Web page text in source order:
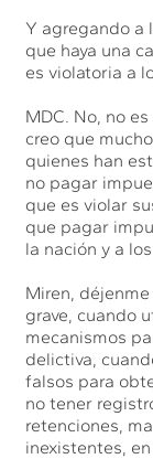
Y agregando a
que haya una
es violatoria a
MDC. No, no
creo que
quienes han
no pagar
que es violar
que pagar
la nación y a
Miren,
grave, cuando
mecanismos
delictiva,
falsos para
no tener
retenciones,
inexistentes,